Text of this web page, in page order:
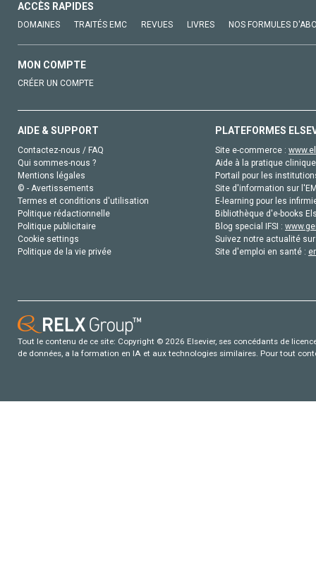
ACCÈS RAPIDES
DOMAINES TRAITÉS EMC REVUES LIVRES NOS FORMULES
MON COMPTE
CRÉER UN COMPTE
AIDE & SUPPORT
Contactez-nous / FAQ
Qui sommes-nous ?
Mentions légales
© - Avertissements
Termes et conditions d'utilisation
Politique rédactionnelle
Politique publicitaire
Cookie settings
Politique de la vie privée
PLATEFORMES
Site e-commerce :
Aide à la pratique
Portail pour les
Site d'information sur
E-learning pour les
Bibliothèque d'e-books
Blog special IFSI :
Suivez notre actualité
Site d'emploi en santé :
Tout le contenu de ce site: Copyright © 2026 Elsevier, ses concédants de
de données, a la formation en IA et aux technologies similaires. Pour tout